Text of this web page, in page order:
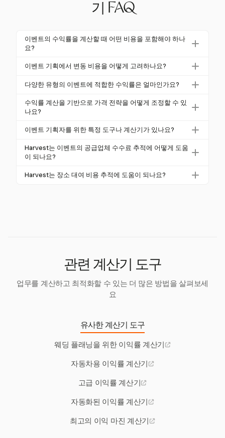
기 FAQ
이벤트의 수익률을 계산할 때 어떤 비용을 포함해야 하나
요?
수익률을 계산할 때 이벤트 기획자는 모든 고정 비용과
가증, 보험, 공급업체 수수료 및 해당 세금이 포함됩니
합니다.
이벤트 기획에서 변동 비용을 어떻게 고려하나요?
케이터링 및 손님 수 변화와 같은 변동 비용은 수익률
사용하면 기획자가 이러한 비용을 발생할 때 기록할 수
있어 재무적 영향을 실시간으로 통찰할 수 있습니다.
다양한 유형의 이벤트에 적합한 수익률은 얼마인가요?
수익률은 이벤트 유형에 따라 다릅니다. 기업 이벤트는
일반적으로 35-50%의 총 수익률을 달성하며, 부티크
할 수 있습니다. 대부분의 이벤트에서 20%의 순수익률
은 건강한 것으로 간주됩니다.
수익률 계산을 기반으로 가격 전략을 어떻게 조정할 수 있
나요?
상세한 비용 및 수익 데이터를 분석함으로써 기획자는
니다. Harvest의 보고 도구는 가격 모델을 개선하고 수
익성을 높이는 데 필요한 통찰을 제공합니다.
이벤트 기획자를 위한 특정 도구나 계산기가 있나요?
네, Harvest와 같은 도구는 이벤트 기획자를 위한 전문
기능을 제공하며, 여기에는 상세한 비용 추적 및 수익
고유한 비용 구조를 처리하도록 설계되었습니다.
Harvest는 이벤트의 공급업체 수수료 추적에 어떻게 도움
이 되나요?
Harvest의 비용 추적 기능은 이벤트 기획자가 공급업
Harvest는 장소 대여 비용 추적에 도움이 되나요?
관련 계산기 도구
업무를 계산하고 최적화할 수 있는 더 많은 방법을 살펴보세
요
유사한 계산기 도구
웨딩 플래닝을 위한 이익률 계산기
자동차용 이익률 계산기
고급 이익률 계산기
자동화된 이익률 계산기
최고의 이익 마진 계산기